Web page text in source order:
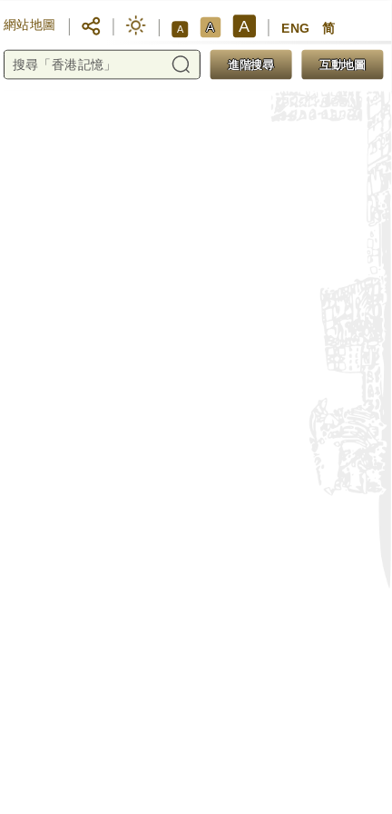
網站地圖 A A A ENG 简
進階搜尋 互動地圖